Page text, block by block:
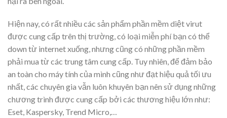
Hiện nay, có rất nhiều các sản phẩm phần mềm diệt virut
được cung cấp trên thị trường, có loại miễn phí bạn có thể
down từ internet xuống, nhưng cũng có những phần mềm
phải mua từ các trung tâm cung cấp. Tuy nhiên, để đảm bảo
an toàn cho máy tính của mình cũng như đạt hiệu quả tối ưu
nhất, các chuyên gia vẫn luôn khuyên bạn nên sử dụng những
chương trình được cung cấp bởi các thương hiệu lớn như:
Eset, Kaspersky, Trend Micro,…